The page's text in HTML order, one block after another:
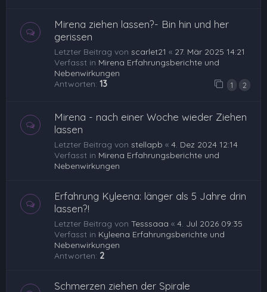
Mirena ziehen lassen?- Bin hin und her
gerissen
Letzter Beitrag von scarlet21 « 27. Mär 2025 14:21
Verfasst in Mirena Erfahrungsberichte und
Nebenwirkungen
Antworten: 13 1 2
Mirena - nach einer Woche wieder Ziehen
lassen
Letzter Beitrag von stellapb « 4. Dez 2024 12:14
Verfasst in Mirena Erfahrungsberichte und
Nebenwirkungen
Erfahrung Kyleena: länger als 5 Jahre drin
lassen?!
Letzter Beitrag von Tesssaaa « 4. Jul 2026 09:35
Verfasst in Kyleena Erfahrungsberichte und
Nebenwirkungen
Antworten: 2
Schmerzen ziehen der Spirale